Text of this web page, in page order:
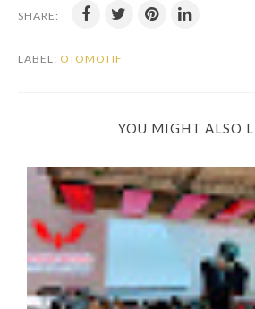
SHARE:
LABEL: OTOMOTIF
YOU MIGHT ALSO